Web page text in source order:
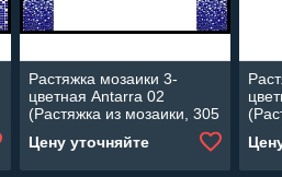
Растяжка мозаики 3-
цветная Antarra 02
(Растяжка из мозаики, 305
Цену уточняйте